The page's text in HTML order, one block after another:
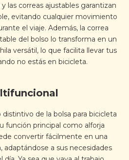
las correas ajustables garantizan
evitando cualquier movimiento
el viaje. Además, la correa
del bolso lo transforma en un
versátil, lo que facilita llevar tus
no estás en bicicleta.
distintivo de la bolsa para bicicleta
función principal como alforja
convertir fácilmente en una
adaptándose a sus necesidades